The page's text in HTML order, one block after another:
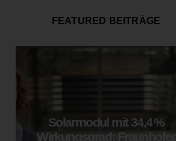
FEATURED BEITRÄGE
Solarmodul mit 34,4 %
Wirkungsgrad: Fraunhofer